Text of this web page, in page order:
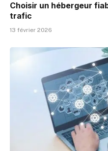
Choisir un hébergeur
trafic
13 février 2026